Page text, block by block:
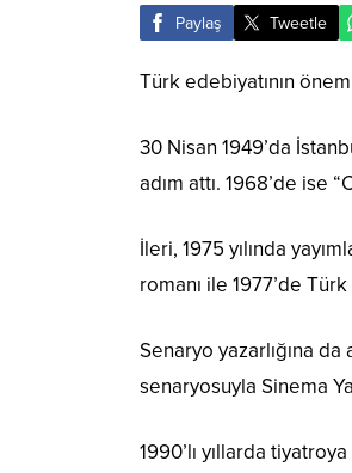
Paylaş Tweetle
Türk edebiyatının
30 Nisan 1949’da
adım attı. 1968’de ise
İleri, 1975 yılında
romanı ile 1977’de
Senaryo yazarlığına da
senaryosuyla Sinema
1990’lı yıllarda